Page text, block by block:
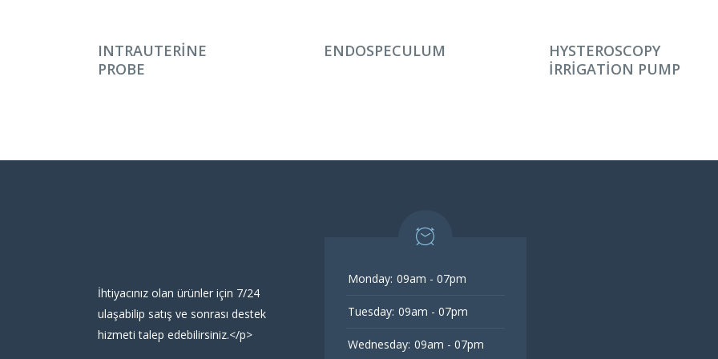
DEVAMINI OKU
INTRAUTERINE
PROBE
DEVAMINI OKU
ENDOSPECULUM DEVAMINI OKU
HYSTEROSCOPY
IRRIGATION PUMP
İhtiyacınız olan ürünler için 7/24
ulaşabilip satış ve sonrası destek
hizmeti talep edebilirsiniz.</p>
Monday: 09am - 07pm
Tuesday: 09am - 07pm
Wednesday: 09am - 07pm